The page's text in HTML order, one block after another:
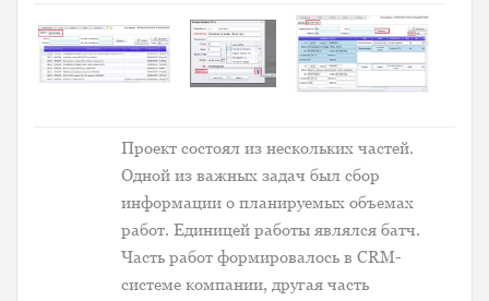
Проект состоял из нескольких частей.
Одной из важных задач был сбор
информации о планируемых объемах
работ. Единицей работы являлся батч.
Часть работ формировалось в CRM-
системе компании, другая часть